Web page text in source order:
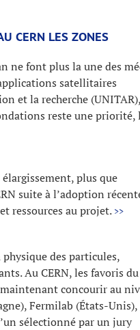
CERN LES ZONES
ne font plus la une des
satellitaires
et la recherche (UNITAR),
reste une priorité,
plus que
suite à l’adoption
ressources au projet. >>
des particules,
Au CERN, les favoris
concourir au
Fermilab (États-Unis),
sélectionné par un jury